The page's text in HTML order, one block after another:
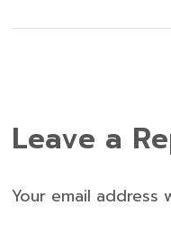
Leave a
Your email address